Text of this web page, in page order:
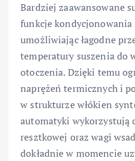
Bardziej zaawansowane
funkcje kondycjonowania
umożliwiając łagodne
temperatury suszenia do
otoczenia. Dzięki temu
naprężeń termicznych i
w strukturze włókien
automatyki
resztkowej oraz wagi
dokładnie w momencie